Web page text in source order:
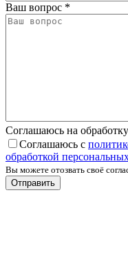
Ваш вопрос *
Соглашаюсь на
Соглашаюсь с
обработкой
Вы можете отозвать своё